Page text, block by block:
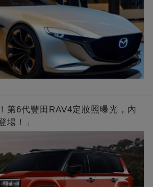
第6代豐田RAV4定妝照曝光，內
場！」